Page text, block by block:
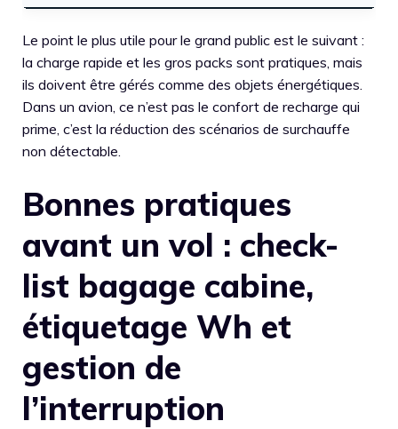
Le point le plus utile pour le grand public est le suivant :
la charge rapide et les gros packs sont pratiques, mais
ils doivent être gérés comme des objets énergétiques.
Dans un avion, ce n’est pas le confort de recharge qui
prime, c’est la réduction des scénarios de surchauffe
non détectable.
Bonnes pratiques
avant un vol : check-
list bagage cabine,
étiquetage Wh et
gestion de
l’interruption